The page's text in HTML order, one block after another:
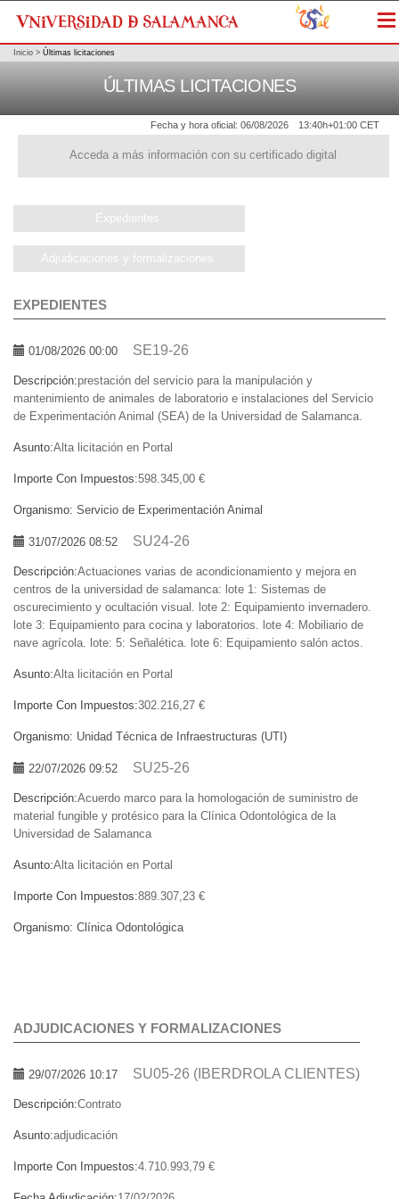
Fecha y hora oficial: 06/08/2026 13:40h+01:00 CET
Acceda a más información con su certificado digital
Inicio > Últimas licitaciones
ÚLTIMAS LICITACIONES
Expedientes
Adjudicaciones y formalizaciones
EXPEDIENTES
01/08/2026 00:00 SE19-26
Descripción:prestación del servicio para la manipulación y
mantenimiento de animales de laboratorio e instalaciones del Servicio
de Experimentación Animal (SEA) de la Universidad de Salamanca.
Asunto:Alta licitación en Portal
Importe Con Impuestos:598.345,00 €
Organismo: Servicio de Experimentación Animal
31/07/2026 08:52 SU24-26
Descripción:Actuaciones varias de acondicionamiento y mejora en
centros de la universidad de salamanca: lote 1: Sistemas de
oscurecimiento y ocultación visual. lote 2: Equipamiento invernadero.
lote 3: Equipamiento para cocina y laboratorios. lote 4: Mobiliario de
nave agrícola. lote: 5: Señalética. lote 6: Equipamiento salón actos.
Asunto:Alta licitación en Portal
Importe Con Impuestos:302.216,27 €
Organismo: Unidad Técnica de Infraestructuras (UTI)
22/07/2026 09:52 SU25-26
Descripción:Acuerdo marco para la homologación de suministro de
material fungible y protésico para la Clínica Odontológica de la
Universidad de Salamanca
Asunto:Alta licitación en Portal
Importe Con Impuestos:889.307,23 €
Organismo: Clínica Odontológica
ADJUDICACIONES Y FORMALIZACIONES
29/07/2026 10:17 SU05-26 (IBERDROLA CLIENTES)
Descripción:Contrato
Asunto:adjudicación
Importe Con Impuestos:4.710.993,79 €